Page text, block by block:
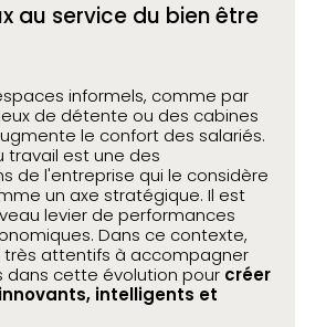
au service du bien être
informels, comme par
de détente ou des cabines
le confort des salariés.
travail est une des
de l'entreprise qui le considère
un axe stratégique. Il est
levier de performances
Dans ce contexte,
très attentifs à accompagner
dans cette évolution pour créer
intelligents et